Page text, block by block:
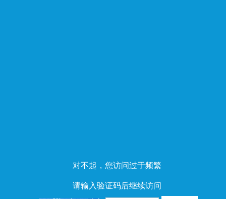
对不起，您访问过于频繁
请输入验证码后继续访问